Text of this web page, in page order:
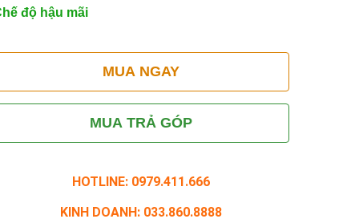
độ hậu mãi
MUA NGAY
MUA TRẢ GÓP
HOTLINE: 0979.411.666
KINH DOANH: 033.860.8888